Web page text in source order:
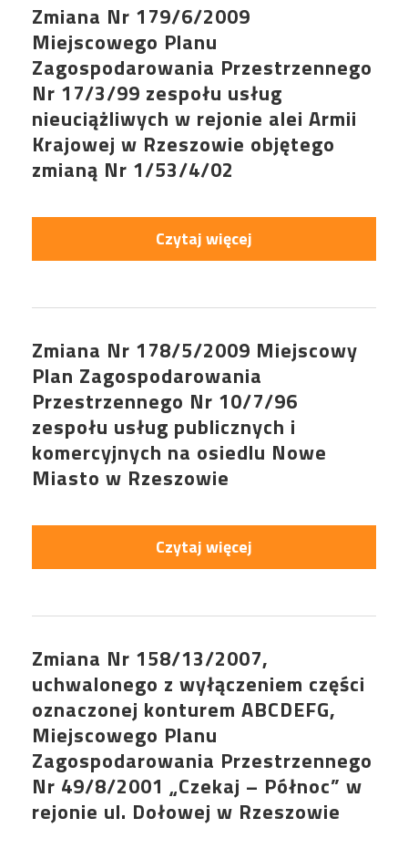
Zmiana Nr 179/6/2009
Miejscowego Planu
Zagospodarowania Przestrzennego
Nr 17/3/99 zespołu usług
nieuciążliwych w rejonie alei Armii
Krajowej w Rzeszowie objętego
zmianą Nr 1/53/4/02
Czytaj więcej
Zmiana Nr 178/5/2009 Miejscowy
Plan Zagospodarowania
Przestrzennego Nr 10/7/96
zespołu usług publicznych i
komercyjnych na osiedlu Nowe
Miasto w Rzeszowie
Czytaj więcej
Zmiana Nr 158/13/2007,
uchwalonego z wyłączeniem części
oznaczonej konturem ABCDEFG,
Miejscowego Planu
Zagospodarowania Przestrzennego
Nr 49/8/2001 „Czekaj – Północ” w
rejonie ul. Dołowej w Rzeszowie